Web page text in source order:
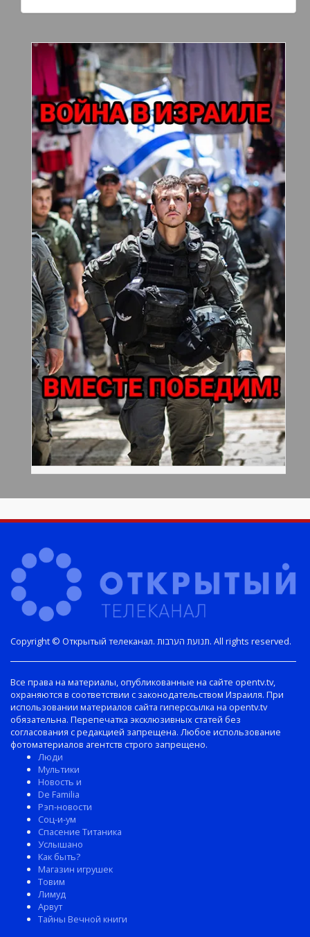
Copyright © Открытый телеканал. תנועת הערבות. All rights reserved.
Все права на материалы, опубликованные на сайте opentv.tv,
охраняются в соответствии с законодательством Израиля. При
использовании материалов сайта гиперссылка на opentv.tv
обязательна. Перепечатка эксклюзивных статей без
согласования с редакцией запрещена. Любое использование
фотоматериалов агентств строго запрещено.
Люди
Мультики
Новость и
De Familia
Рэп-новости
Соц-и-ум
Спасение Титаника
Услышано
Как быть?
Магазин игрушек
Товим
Лимуд
Арвут
Тайны Вечной книги